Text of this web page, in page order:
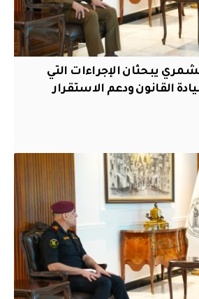
يبحثان الإجراءات التي
القانون ودعم الاستقرار